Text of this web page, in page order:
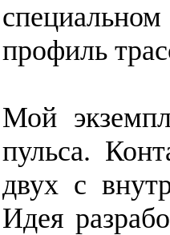
профиль
Мой
пульса.
двух с
Идея